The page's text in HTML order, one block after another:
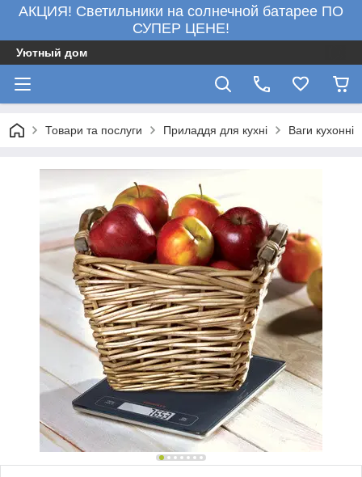
АКЦИЯ! Светильники на солнечной батарее ПО
СУПЕР ЦЕНЕ!
Уютный дом
Товари та послуги Приладдя для кухні Ваги кухонні